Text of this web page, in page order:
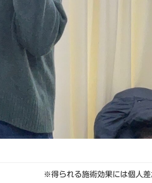
※得られる施術効果には個人差